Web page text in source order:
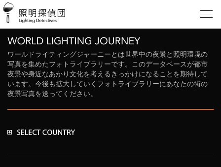
ワールドライティングジャーニーとは世界中の夜景と照明環境の
写真を集めたフォトライブラリーです。このデータベースが都市
夜景や身近なあかり文化を考えるきっかけになることを期待して
います。今後も拡大していくフォトライブラリーにあなたの街の
夜景写真を送ってください。